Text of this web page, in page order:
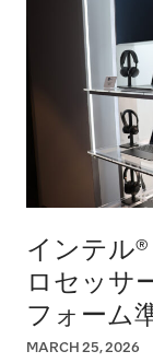
インテル
ロセッサ
フォーム
発表
MARCH 25, 2026